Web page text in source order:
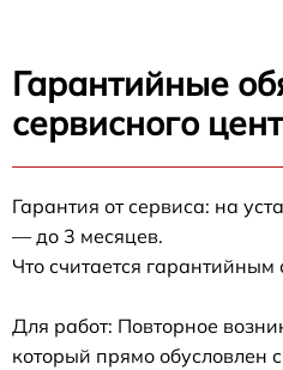
Гарантийные
сервисного
Гарантия от сервиса: на
— до 3 месяцев.
Что считается гарантийным
Для работ: Повторное
который прямо обусловлен